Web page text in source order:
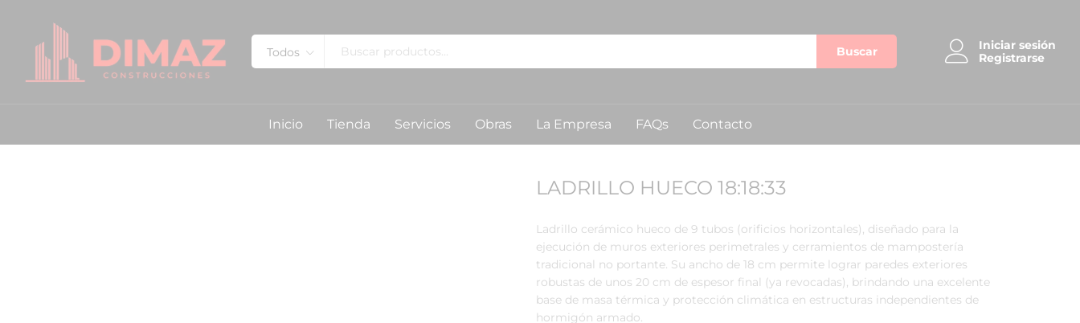
Todos Buscar
Iniciar sesión
Registrarse
Inicio Tienda Servicios Obras La Empresa FAQs Contacto
LADRILLO HUECO 18:18:33
Ladrillo cerámico hueco de 9 tubos (orificios horizontales), diseñado para la
ejecución de muros exteriores perimetrales y cerramientos de mampostería
tradicional no portante. Su ancho de 18 cm permite lograr paredes exteriores
robustas de unos 20 cm de espesor final (ya revocadas), brindando una excelente
base de masa térmica y protección climática en estructuras independientes de
hormigón armado.